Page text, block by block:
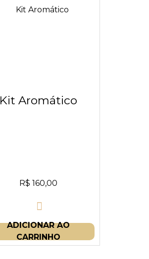
Kit Aromático
R$ 160,00
ADICIONAR AO
CARRINHO